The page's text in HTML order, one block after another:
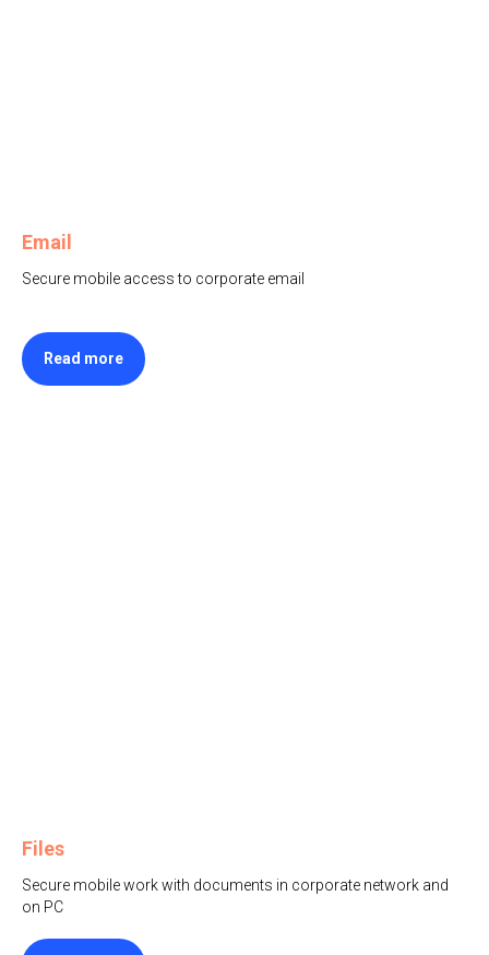
Email
Secure mobile access to corporate email
Read more
Files
Secure mobile work with documents in corporate network and
on PC